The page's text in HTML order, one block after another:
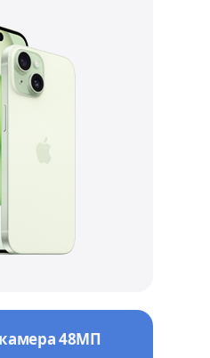
48МП